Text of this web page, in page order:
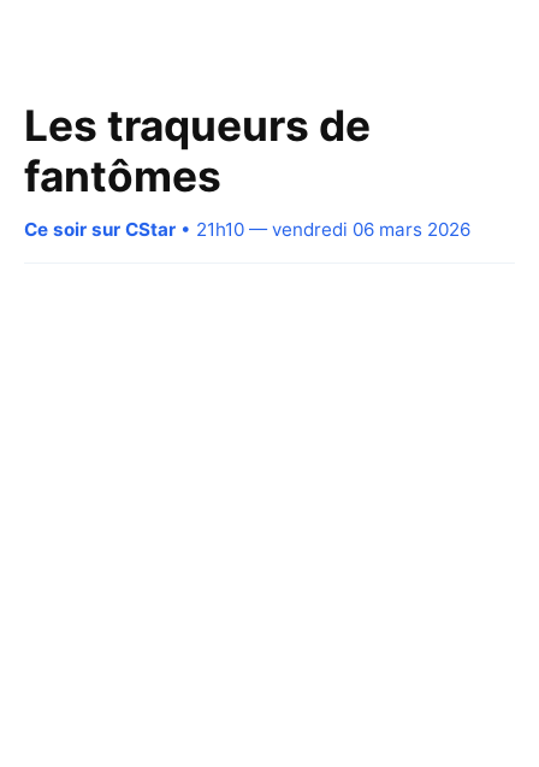
Les traqueurs de
fantômes
Ce soir sur CStar • 21h10 — vendredi 06 mars 2026